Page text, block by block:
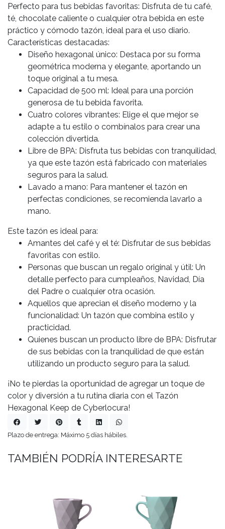
Perfecto para tus bebidas favoritas: Disfruta de tu café,
té, chocolate caliente o cualquier otra bebida en este
práctico y cómodo tazón, ideal para el uso diario.
Características destacadas:
Diseño hexagonal único: Destaca por su forma
geométrica moderna y elegante, aportando un
toque original a tu mesa.
Capacidad de 500 ml: Ideal para una porción
generosa de tu bebida favorita.
Cuatro colores vibrantes: Elige el que mejor se
adapte a tu estilo o combínalos para crear una
colección divertida.
Libre de BPA: Disfruta tus bebidas con tranquilidad,
ya que este tazón está fabricado con materiales
seguros para la salud.
Lavado a mano: Para mantener el tazón en
perfectas condiciones, se recomienda lavarlo a
mano.
Este tazón es ideal para:
Amantes del café y el té: Disfrutar de sus bebidas
favoritas con estilo.
Personas que buscan un regalo original y útil: Un
detalle perfecto para cumpleaños, Navidad, Día
del Padre o cualquier otra ocasión.
Aquellos que aprecian el diseño moderno y la
funcionalidad: Un tazón que combina estilo y
practicidad.
Quienes buscan un producto libre de BPA: Disfrutar
de sus bebidas con la tranquilidad de que están
utilizando un producto seguro para la salud.
¡No te pierdas la oportunidad de agregar un toque de
color y diversión a tu rutina diaria con el Tazón
Hexagonal Keep de Cyberlocura!
Plazo de entrega: Máximo 5 días hábiles.
TAMBIÉN PODRÍA INTERESARTE